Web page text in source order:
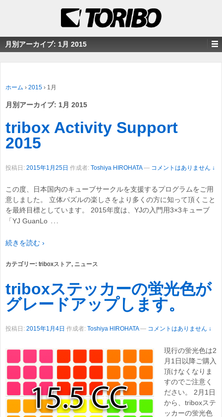
月別アーカイブ: 1月 2015
ホーム › 2015 › 1月
月別アーカイブ: 1月 2015
tribox Activity Support
2015
投稿日: 2015年1月25日 作成者: Toshiya HIROHATA — コメントはありません ↓
この度、日本国内のキューブサークルを支援するプログラムをご用
意しました。 立体パズルの楽しさをより多くの方に知って頂くこと
を最終目標としています。 2015年度は、YJの入門用3×3キューブ
「YJ GuanLo …
続きを読む ›
カテゴリー: triboxストア, ニュース
triboxステッカーの蛍光色が
グレードアップします。
投稿日: 2015年1月4日 作成者: Toshiya HIROHATA — コメントはありません ↓
現行の蛍光色は2
月1日以降ご購入
頂けなくなりま
すのでご注意く
ださい。 2月1日
から、triboxステ
ッカーの蛍光色